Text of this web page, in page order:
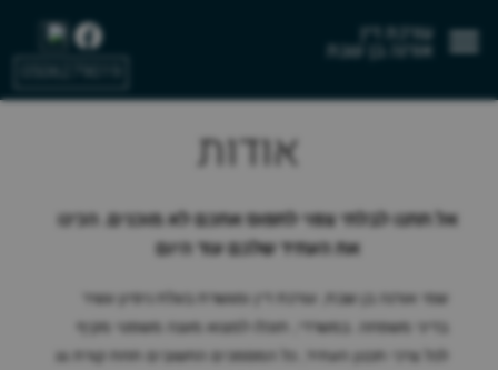
עורכת דין
אורנה בן שבת
אודות
אל תתנו לבלתי צפוי לתפוס אתכם לא מוכנים. הכינו
את העתיד שלכם עוד היום
שמי אורנה בן שבת, עורכת דין ומגשרת בעלת ניסיון עשיר
בדיני משפחה. במשרדי, תוכלו למצוא מענה משפטי מקיף
לכל צרכי תכנון העתיד, כל המסמכים החשובים תחת קורת גג